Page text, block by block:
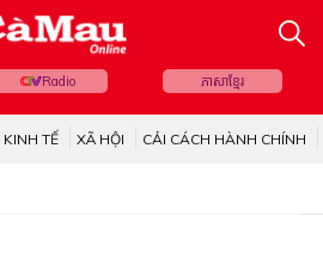
Radio ភាសាខ្មែរ
KINH TẾ XÃ HỘI CẢI CÁCH HÀNH CHÍNH